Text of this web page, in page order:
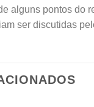
alguns pontos do
ser discutidas